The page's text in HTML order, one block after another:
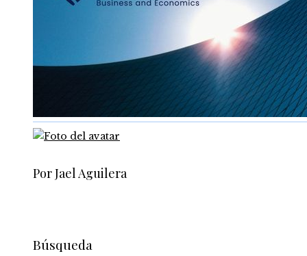
Por Jael Aguilera
Búsqueda